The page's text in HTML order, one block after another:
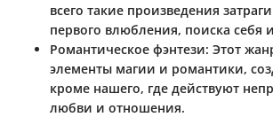
всего такие произведения
первого влюбления, поиска себя
Романтическое фэнтези: Этот
элементы магии и романтики,
кроме нашего, где действуют
любви и отношения.